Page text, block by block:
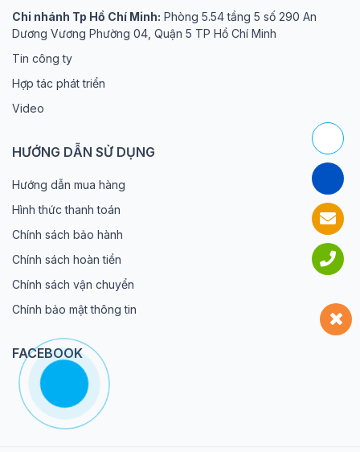
Chi nhánh Tp Hồ Chí Minh: Phòng 5.54 tầng 5 số 290 An
Dương Vương Phường 04, Quận 5 TP Hồ Chí Minh
Tin công ty
Hợp tác phát triển
Video
HƯỚNG DẪN SỬ DỤNG
Hướng dẫn mua hàng
Hình thức thanh toán
Chính sách bảo hành
Chính sách hoàn tiền
Chính sách vận chuyển
Chính bảo mật thông tin
FACEBOOK